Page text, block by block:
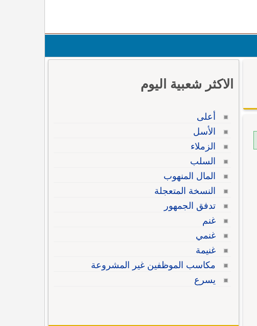
الاكثر شعبية اليوم
أعلى
الأسل
الزملاء
السلب
المال المنهوب
النسخة المتعجلة
تدفق الجمهور
غنم
غنمي
غنيمة
مكاسب الموظفين غير المشروعة
يسرع